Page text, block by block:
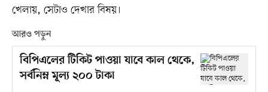
খেলায়, সেটাও দেখার বিষয়।
আরও পড়ুন
বিপিএলের টিকিট পাওয়া যাবে কাল থেকে,
সর্বনিম্ন মূল্য ২০০ টাকা